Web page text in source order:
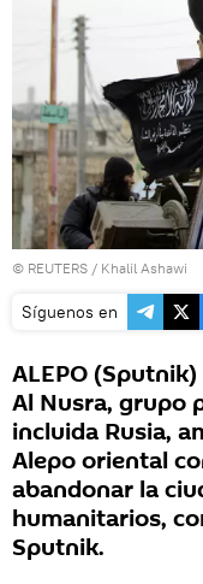
© REUTERS / Khalil Ashawi
Síguenos en
ALEPO
Al Nusra, grupo
incluida Rusia,
Alepo oriental
abandonar la
humanitarios,
Sputnik.